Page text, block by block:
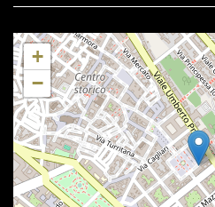
+
−